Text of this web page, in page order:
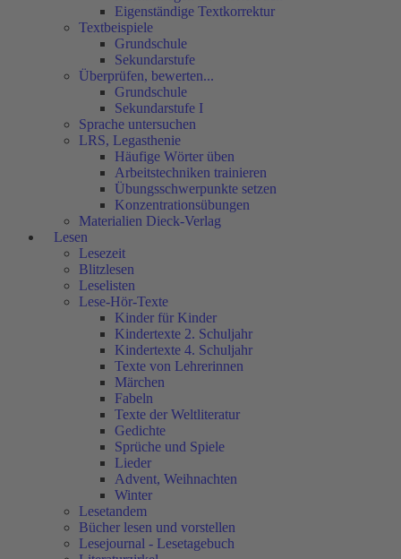
Eigenständige Textkorrektur
Textbeispiele
Grundschule
Sekundarstufe
Überprüfen, bewerten...
Grundschule
Sekundarstufe I
Sprache untersuchen
LRS, Legasthenie
Häufige Wörter üben
Arbeitstechniken trainieren
Übungsschwerpunkte setzen
Konzentrationsübungen
Materialien Dieck-Verlag
Lesen
Lesezeit
Blitzlesen
Leselisten
Lese-Hör-Texte
Kinder für Kinder
Kindertexte 2. Schuljahr
Kindertexte 4. Schuljahr
Texte von Lehrerinnen
Märchen
Fabeln
Texte der Weltliteratur
Gedichte
Sprüche und Spiele
Lieder
Advent, Weihnachten
Winter
Lesetandem
Bücher lesen und vorstellen
Lesejournal - Lesetagebuch